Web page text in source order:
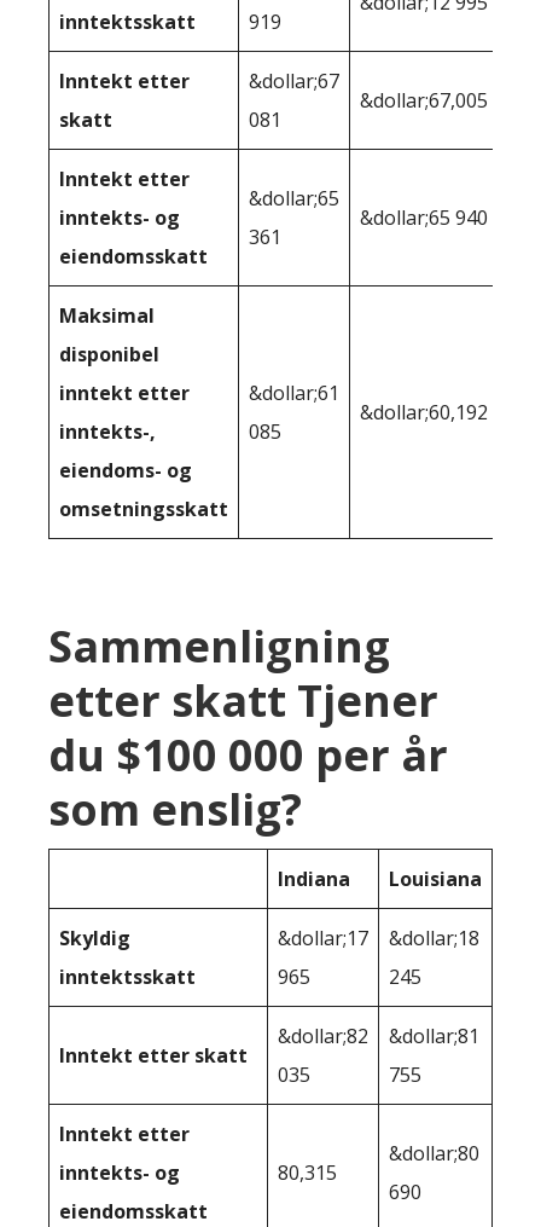
inntektsskatt 919
Inntekt etter
skatt
&dollar;67
081
&dollar;67,005
Inntekt etter
inntekts- og
eiendomsskatt
&dollar;65
361
&dollar;65 940
Maksimal
disponibel
inntekt etter
inntekts-,
eiendoms- og
omsetningsskatt
&dollar;61
085
&dollar;60,192
Sammenligning
etter skatt Tjener
du $100 000 per år
som enslig?
Indiana Louisiana
Skyldig
inntektsskatt
&dollar;17
965
&dollar;18
245
Inntekt etter skatt
&dollar;82
035
&dollar;81
755
Inntekt etter
inntekts- og
eiendomsskatt
80,315
&dollar;80
690